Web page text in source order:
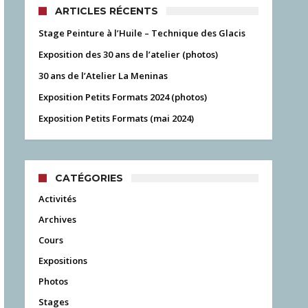
ARTICLES RÉCENTS
Stage Peinture à l’Huile – Technique des Glacis
Exposition des 30 ans de l’atelier (photos)
30 ans de l’Atelier La Meninas
Exposition Petits Formats 2024 (photos)
Exposition Petits Formats (mai 2024)
CATÉGORIES
Activités
Archives
Cours
Expositions
Photos
Stages